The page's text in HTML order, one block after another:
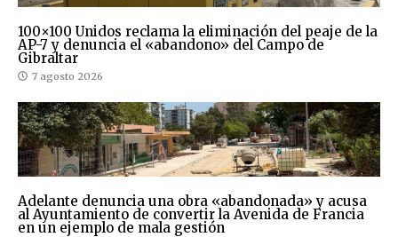
100×100 Unidos reclama la eliminación del peaje de la
AP-7 y denuncia el «abandono» del Campo de
Gibraltar
7 agosto 2026
Adelante denuncia una obra «abandonada» y acusa
al Ayuntamiento de convertir la Avenida de Francia
en un ejemplo de mala gestión